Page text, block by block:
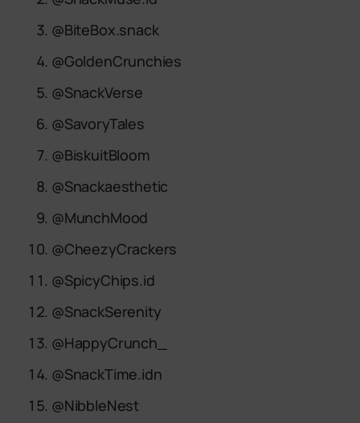
@BiteBox.snack
@GoldenCrunchies
@SnackVerse
@SavoryTales
@BiskuitBloom
@Snackaesthetic
@MunchMood
@CheezyCrackers
@SpicyChips.id
@SnackSerenity
@HappyCrunch_
@SnackTime.idn
@NibbleNest